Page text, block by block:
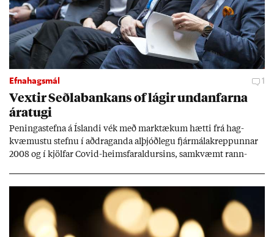
Efnahagsmál 1
Vext­ir Seðla­bank­ans of lág­ir und­an­farna
ára­tugi
Pen­inga­stefna á Ís­landi vék með mark­tæk­um hætti frá hag­
kvæm­ustu stefnu í að­drag­anda al­þjóð­legu fjár­málakrepp­unn­ar
2008 og í kjöl­far Covid-heims­far­ald­urs­ins, sam­kvæmt rann­